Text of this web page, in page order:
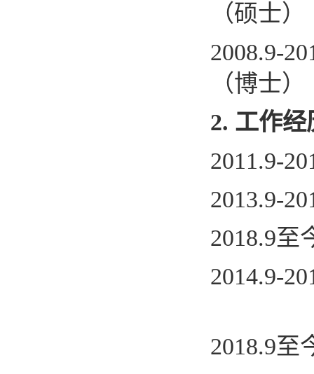
（硕士）
2008.9-
（博士）
2. 工作经
2011.9-
2013.9-
2018.9至
2014.9-
2018.9至